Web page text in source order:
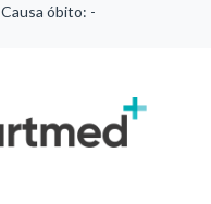
Causa óbito: -